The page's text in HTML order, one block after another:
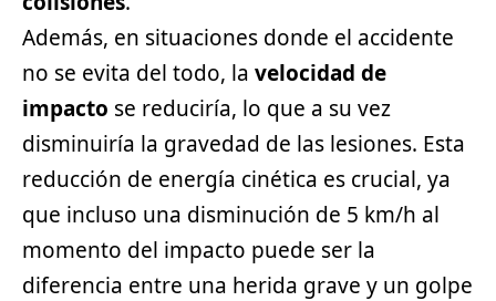
Además, en situaciones donde el accidente
no se evita del todo, la velocidad de
impacto se reduciría, lo que a su vez
disminuiría la gravedad de las lesiones. Esta
reducción de energía cinética es crucial, ya
que incluso una disminución de 5 km/h al
momento del impacto puede ser la
diferencia entre una herida grave y un golpe